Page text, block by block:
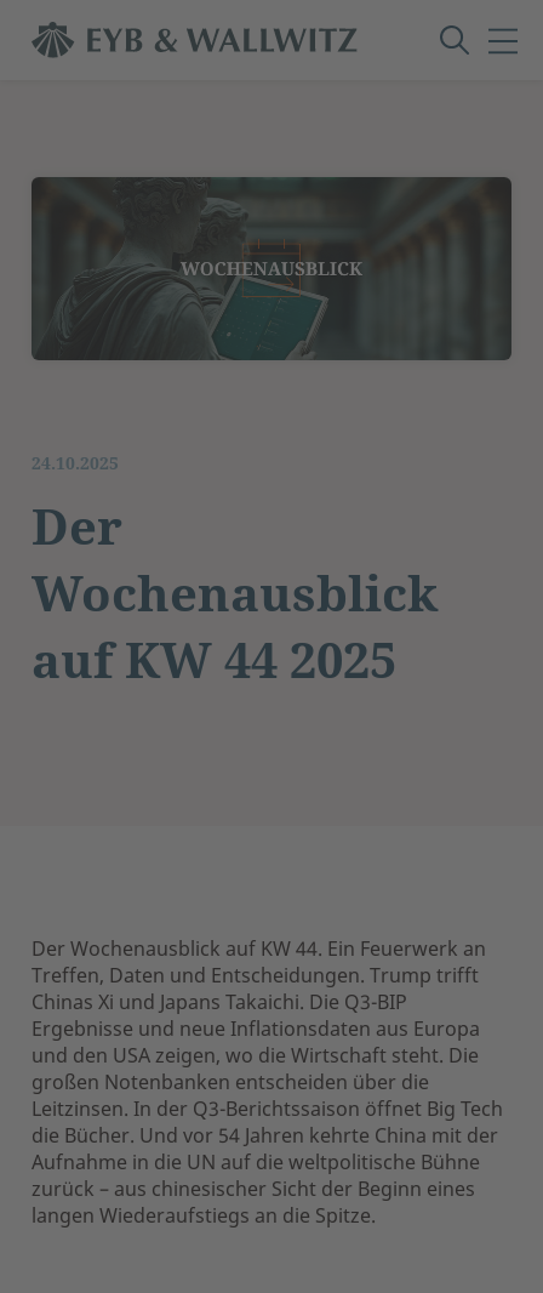
24.10.2025
Der
Wochenausblick
auf KW 44 2025
Der Wochenausblick auf KW 44. Ein Feuerwerk an
Treffen, Daten und Entscheidungen. Trump trifft
Chinas Xi und Japans Takaichi. Die Q3-BIP
Ergebnisse und neue Inflationsdaten aus Europa
und den USA zeigen, wo die Wirtschaft steht. Die
großen Notenbanken entscheiden über die
Leitzinsen. In der Q3-Berichtssaison öffnet Big Tech
die Bücher. Und vor 54 Jahren kehrte China mit der
Aufnahme in die UN auf die weltpolitische Bühne
zurück – aus chinesischer Sicht der Beginn eines
langen Wiederaufstiegs an die Spitze.